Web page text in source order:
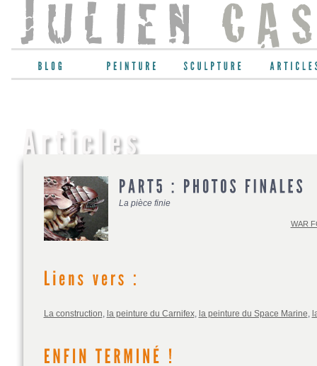
La pièce finie
WAR
La construction, la peinture du Carnifex, la peinture du Space Marine,